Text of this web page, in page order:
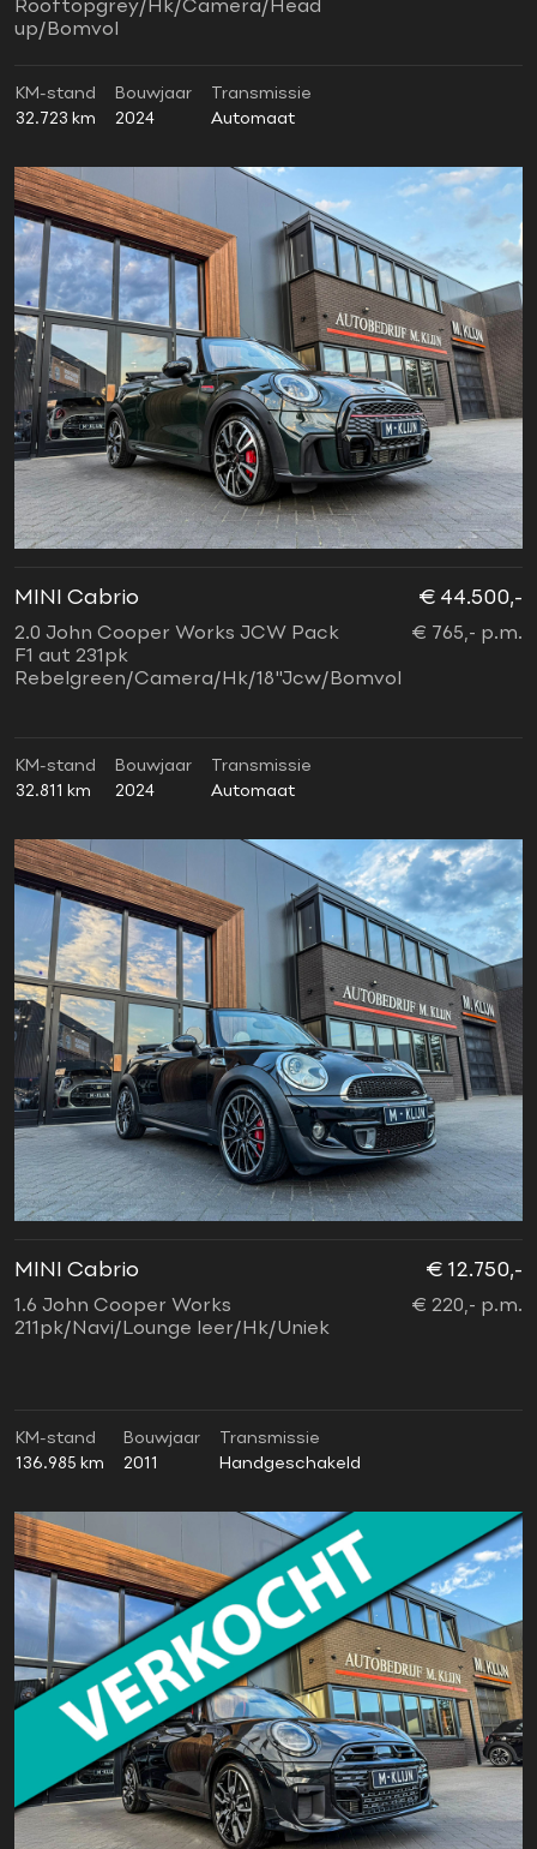
Rooftopgrey/Hk/Camera/Head
up/Bomvol
KM-stand
32.723 km
Bouwjaar
2024
Transmissie
Automaat
MINI Cabrio
2.0 John Cooper Works JCW Pack
F1 aut 231pk
Rebelgreen/Camera/Hk/18"Jcw/Bomvol
€ 44.500,-
€ 765,- p.m.
KM-stand
32.811 km
Bouwjaar
2024
Transmissie
Automaat
MINI Cabrio
1.6 John Cooper Works
211pk/Navi/Lounge leer/Hk/Uniek
€ 12.750,-
€ 220,- p.m.
KM-stand
136.985 km
Bouwjaar
2011
Transmissie
Handgeschakeld